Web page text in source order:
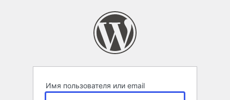
Имя пользователя или email